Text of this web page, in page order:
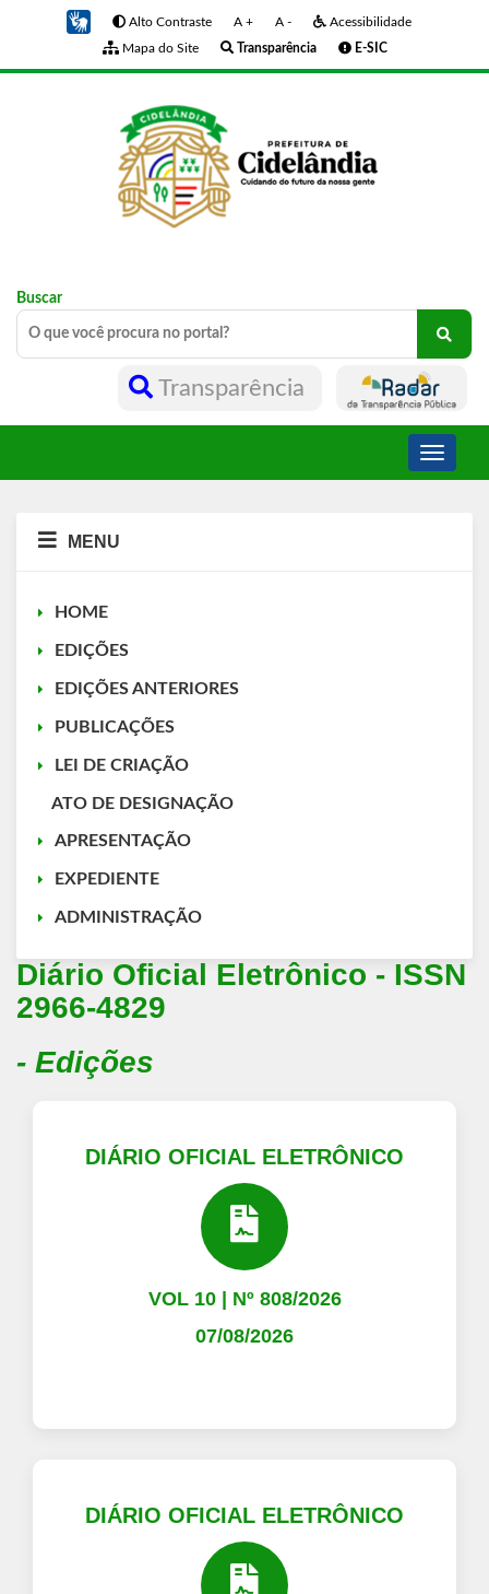
Alto Contraste A + A -
Acessibilidade
Mapa do Site
Transparência E-SIC
Buscar
Transparência
Toggle
MENU
HOME
EDIÇÕES
EDIÇÕES ANTERIORES
PUBLICAÇÕES
LEI DE CRIAÇÃO
ATO DE DESIGNAÇÃO
APRESENTAÇÃO
EXPEDIENTE
ADMINISTRAÇÃO
Diário Oficial Eletrônico - ISSN
2966-4829
- Edições
DIÁRIO OFICIAL ELETRÔNICO
VOL 10 | Nº 808/2026
07/08/2026
DIÁRIO OFICIAL ELETRÔNICO